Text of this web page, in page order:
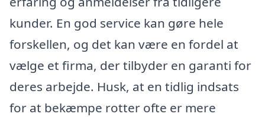
kunder. En god service kan gøre hele
forskellen, og det kan være en fordel at
vælge et firma, der tilbyder en garanti for
deres arbejde. Husk, at en tidlig indsats
for at bekæmpe rotter ofte er mere